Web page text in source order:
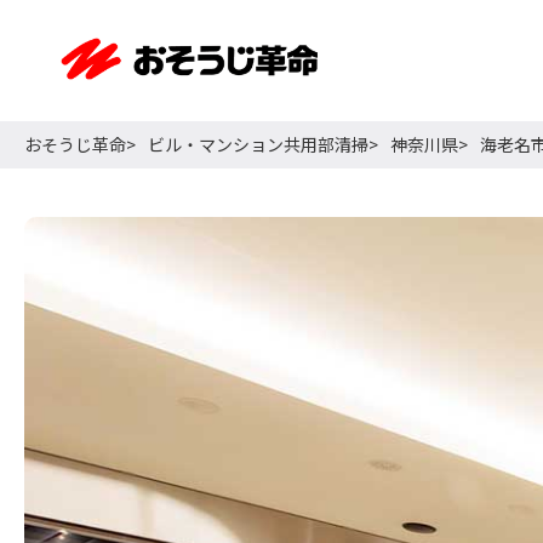
おそうじ革命 ビル・マンション共用部清掃 神奈川県 海老名